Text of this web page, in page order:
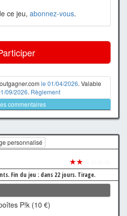
ce jeu, abonnez-vous.
le 01/04/2026. Valable
09/2026. Règlement
commentaires
personnalisé
★★
Fin du jeu : dans 22 jours. Tirage.
P!k (10 €)